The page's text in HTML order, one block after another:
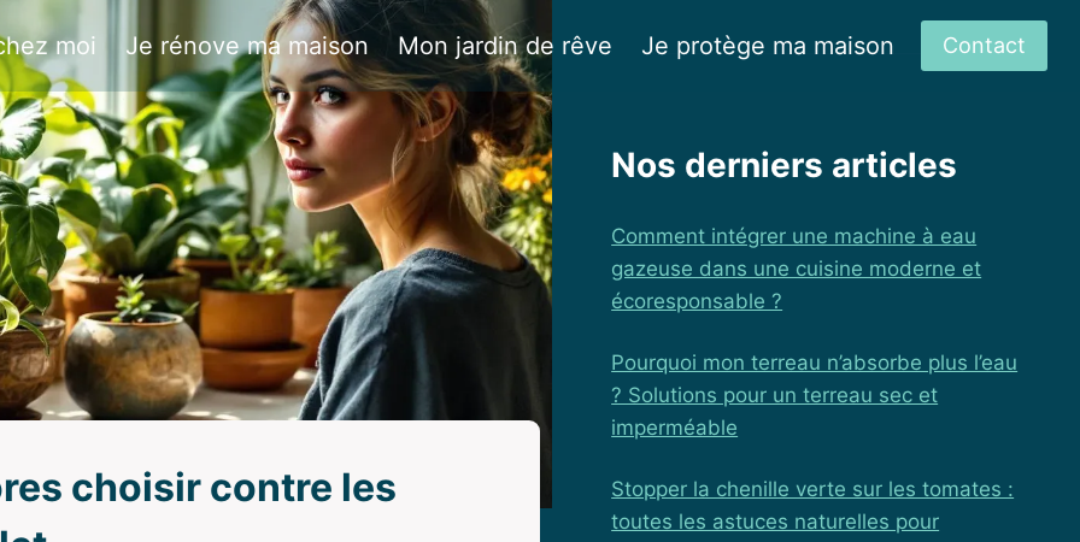
moi Je rénove ma maison Mon jardin de rêve Je protège ma maison Contact
choisir contre les
Nos derniers articles
Comment intégrer une machine à eau
gazeuse dans une cuisine moderne et
écoresponsable ?
Pourquoi mon terreau n’absorbe plus l’eau
? Solutions pour un terreau sec et
imperméable
Stopper la chenille verte sur les tomates :
toutes les astuces naturelles pour